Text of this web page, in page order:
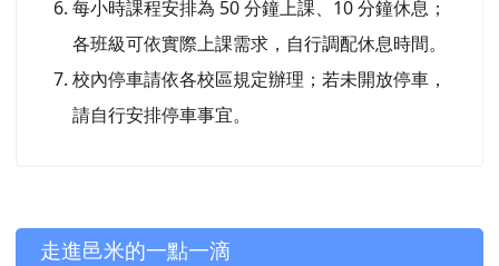
每小時課程安排為 50 分鐘上課、10 分鐘休息；
各班級可依實際上課需求，自行調配休息時間。
校內停車請依各校區規定辦理；若未開放停車，
請自行安排停車事宜。
左邊區域內容
走進邑米的一點一滴